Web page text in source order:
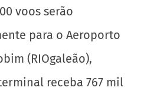
voos serão
para o Aeroporto
(RIOgaleão),
receba 767 mil